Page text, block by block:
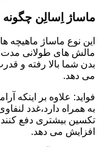
ماساژ اِسالِن
این نوع ماساژ
مالش های طولانی مدت و
بدن شما بالا رفته و
می دهد.
فواید: علاوه بر
به همراه دارد،غدد
تکسین بیشتری دفع کنند
افزایش می دهد.